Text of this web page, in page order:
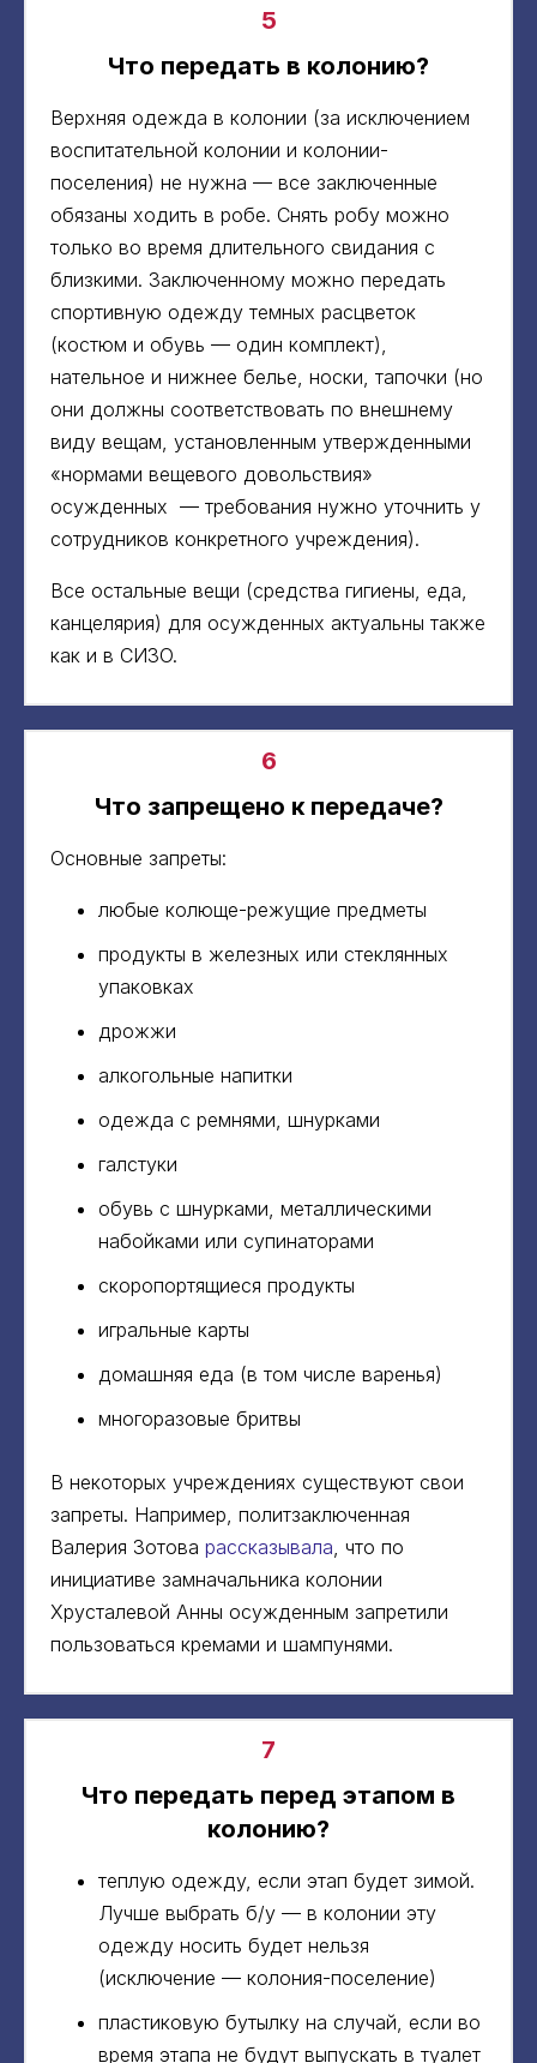
5
Что передать в колонию?
Верхняя одежда в колонии (за исключением
воспитательной колонии и колонии-
поселения) не нужна — все заключенные
обязаны ходить в робе. Снять робу можно
только во время длительного свидания с
близкими. Заключенному можно передать
спортивную одежду темных расцветок
(костюм и обувь — один комплект),
нательное и нижнее белье, носки, тапочки (но
они должны соответствовать по внешнему
виду вещам, установленным утвержденными
«нормами вещевого довольствия»
осужденных — требования нужно уточнить у
сотрудников конкретного учреждения).
Все остальные вещи (средства гигиены, еда,
канцелярия) для осужденных актуальны также
как и в СИЗО.
6
Что запрещено к передаче?
Основные запреты:
любые колюще-режущие предметы
продукты в железных или стеклянных
упаковках
дрожжи
алкогольные напитки
одежда с ремнями, шнурками
галстуки
обувь с шнурками, металлическими
набойками или супинаторами
скоропортящиеся продукты
игральные карты
домашняя еда (в том числе варенья)
многоразовые бритвы
В некоторых учреждениях существуют свои
запреты. Например, политзаключенная
Валерия Зотова рассказывала , что по
инициативе замначальника колонии
Хрусталевой Анны осужденным запретили
пользоваться кремами и шампунями.
7
Что передать перед этапом в
колонию?
теплую одежду, если этап будет зимой.
Лучше выбрать б/у — в колонии эту
одежду носить будет нельзя
(исключение — колония-поселение)
пластиковую бутылку на случай, если во
время этапа не будут выпускать в туалет